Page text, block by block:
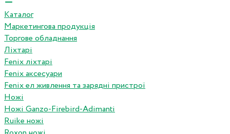
Каталог
Маркетингова продукція
Торгове обладнання
Ліхтарі
Fenix ліхтарі
Fenix аксесуари
Fenix ел живлення та зарядні пристрої
Ножі
Ножі Ganzo-Firebird-Adimanti
Ruike ножі